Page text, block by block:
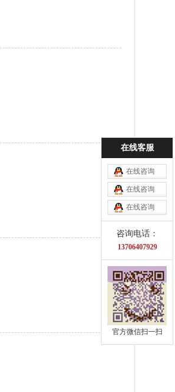
在线客服
在线咨询
在线咨询
在线咨询
咨询电话：
13706407929
官方微信扫一扫